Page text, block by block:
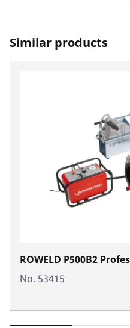
Similar products
ROWELD P500B2
No. 53415